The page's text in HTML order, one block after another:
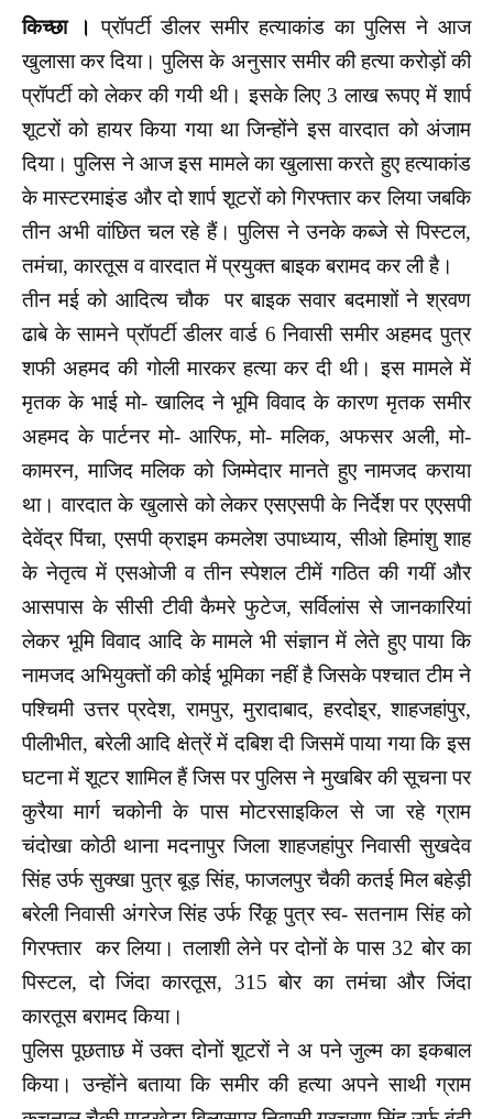
किच्छा । प्रॉपर्टी डीलर समीर हत्याकांड का पुलिस ने आज
खुलासा कर दिया। पुलिस के अनुसार समीर की हत्या करोड़ों की
प्रॉपर्टी को लेकर की गयी थी। इसके लिए 3 लाख रूपए में शार्प
शूटरों को हायर किया गया था जिन्होंने इस वारदात को अंजाम
दिया। पुलिस ने आज इस मामले का खुलासा करते हुए हत्याकांड
के मास्टरमाइंड और दो शार्प शूटरों को गिरफ्तार कर लिया जबकि
तीन अभी वांछित चल रहे हैं। पुलिस ने उनके कब्जे से पिस्टल,
तमंचा, कारतूस व वारदात में प्रयुक्त बाइक बरामद कर ली है।
तीन मई को आदित्य चौक पर बाइक सवार बदमाशों ने श्रवण
ढाबे के सामने प्रॉपर्टी डीलर वार्ड 6 निवासी समीर अहमद पुत्र
शफी अहमद की गोली मारकर हत्या कर दी थी। इस मामले में
मृतक के भाई मो- खालिद ने भूमि विवाद के कारण मृतक समीर
अहमद के पार्टनर मो- आरिफ, मो- मलिक, अफसर अली, मो-
कामरन, माजिद मलिक को जिम्मेदार मानते हुए नामजद कराया
था। वारदात के खुलासे को लेकर एसएसपी के निर्देश पर एएसपी
देवेंद्र पिंचा, एसपी क्राइम कमलेश उपाध्याय, सीओ हिमांशु शाह
के नेतृत्व में एसओजी व तीन स्पेशल टीमें गठित की गयीं और
आसपास के सीसी टीवी कैमरे फुटेज, सर्विलांस से जानकारियां
लेकर भूमि विवाद आदि के मामले भी संज्ञान में लेते हुए पाया कि
नामजद अभियुक्तों की कोई भूमिका नहीं है जिसके पश्चात टीम ने
पश्चिमी उत्तर प्रदेश, रामपुर, मुरादाबाद, हरदोइ्र, शाहजहांपुर,
पीलीभीत, बरेली आदि क्षेत्रें में दबिश दी जिसमें पाया गया कि इस
घटना में शूटर शामिल हैं जिस पर पुलिस ने मुखबिर की सूचना पर
कुरैया मार्ग चकोनी के पास मोटरसाइकिल से जा रहे ग्राम
चंदोखा कोठी थाना मदनापुर जिला शाहजहांपुर निवासी सुखदेव
सिंह उर्फ सुक्खा पुत्र बूड़ सिंह, फाजलपुर चैकी कतई मिल बहेड़ी
बरेली निवासी अंगरेज सिंह उर्फ रिंकू पुत्र स्व- सतनाम सिंह को
गिरफ्तार कर लिया। तलाशी लेने पर दोनों के पास 32 बोर का
पिस्टल, दो जिंदा कारतूस, 315 बोर का तमंचा और जिंदा
कारतूस बरामद किया।
पुलिस पूछताछ में उक्त दोनों शूटरों ने अ पने जुल्म का इकबाल
किया। उन्होंने बताया कि समीर की हत्या अपने साथी ग्राम